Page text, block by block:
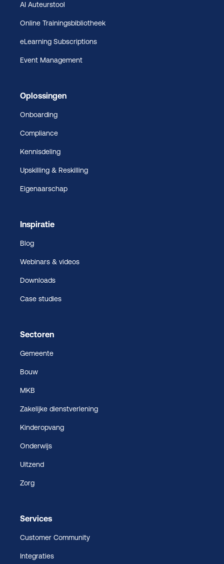
AI Auteurstool
Online Trainingsbibliotheek
eLearning Subscriptions
Event Management
Oplossingen
Onboarding
Compliance
Kennisdeling
Upskilling & Reskilling
Eigenaarschap
Inspiratie
Blog
Webinars & videos
Downloads
Case studies
Sectoren
Gemeente
Bouw
MKB
Zakelijke dienstverlening
Kinderopvang
Onderwijs
Uitzend
Zorg
Services
Customer Community
Integraties